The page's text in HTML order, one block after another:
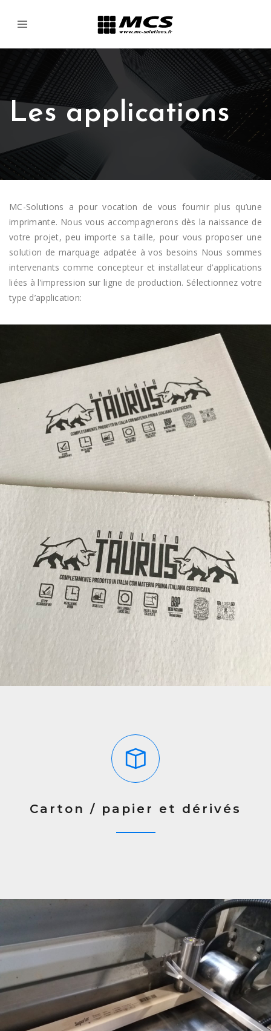
Les applications
MC-Solutions a pour vocation de vous fournir plus qu’une
imprimante. Nous vous accompagnerons dès la naissance de
votre projet, peu importe sa taille, pour vous proposer une
solution de marquage adpatée à vos besoins Nous sommes
intervenants comme concepteur et installateur d’applications
liées à l’impression sur ligne de production. Sélectionnez votre
type d’application:
Carton / papier et dérivés